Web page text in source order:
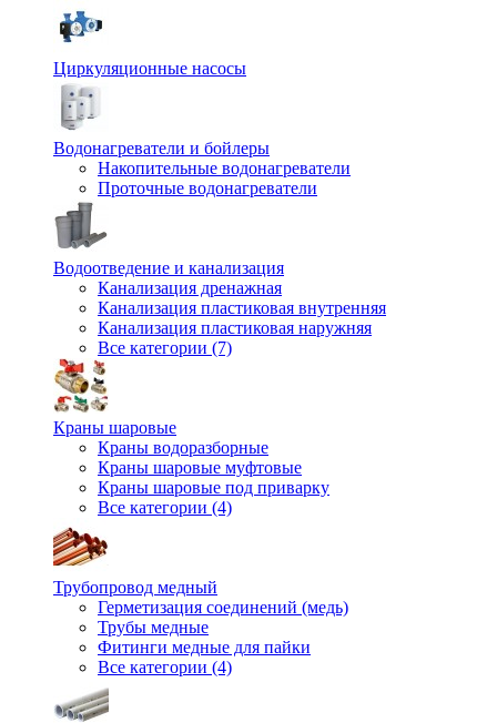
Циркуляционные насосы
Водонагреватели и бойлеры
Накопительные водонагреватели
Проточные водонагреватели
Водоотведение и канализация
Канализация дренажная
Канализация пластиковая внутренняя
Канализация пластиковая наружняя
Все категории (7)
Краны шаровые
Краны водоразборные
Краны шаровые муфтовые
Краны шаровые под приварку
Все категории (4)
Трубопровод медный
Герметизация соединений (медь)
Трубы медные
Фитинги медные для пайки
Все категории (4)